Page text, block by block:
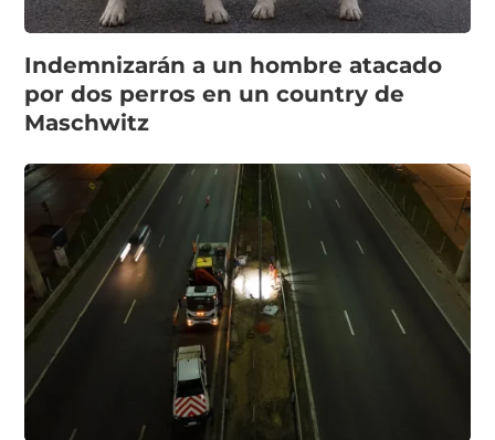
Indemnizarán a un hombre atacado
por dos perros en un country de
Maschwitz